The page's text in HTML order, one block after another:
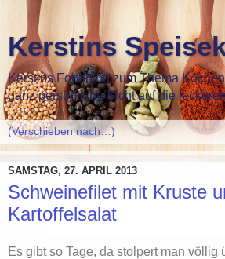
Kerstins
Kerstins Foodblog zum Thema
ganz persönliche Sicht auf die
SAMSTAG, 27. APRIL 2013
Schweinefilet mit Kruste
Kartoffelsalat
Es gibt so Tage, da stolpert man völlig